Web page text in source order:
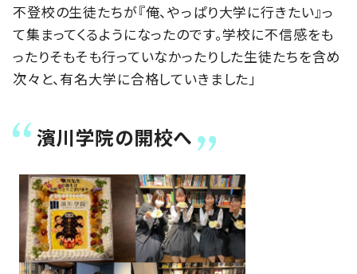
不登校の生徒たちが『俺、やっぱり大学に行きたい』っ
て集まってくるようになったのです。学校に不信感をも
ったりそもそも行っていなかったりした生徒たちを含め
次々と、有名大学に合格していきました」
濱川学院の開校へ